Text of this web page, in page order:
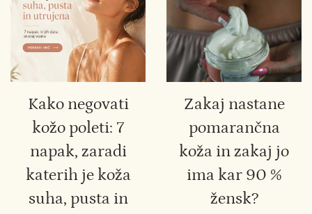
Kako negovati
kožo poleti: 7
napak, zaradi
katerih je koža
suha, pusta in
Zakaj nastane
pomarančna
koža in zakaj jo
ima kar 90 %
žensk?